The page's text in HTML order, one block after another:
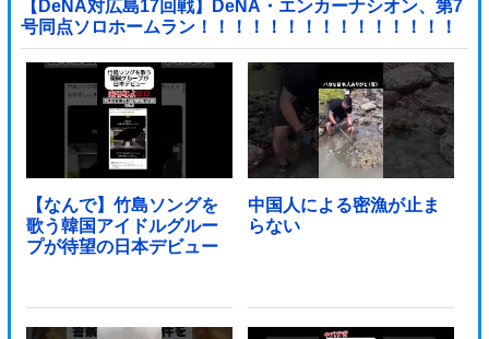
【DeNA対広島17回戦】DeNA・エンカーナシオン、第7
号同点ソロホームラン！！！！！！！！！！！！！！！
他
【なんで】竹島ソングを
歌う韓国アイドルグルー
プが待望の日本デビュー
中国人による密漁が止ま
らない